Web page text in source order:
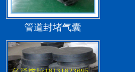
管道封堵气囊